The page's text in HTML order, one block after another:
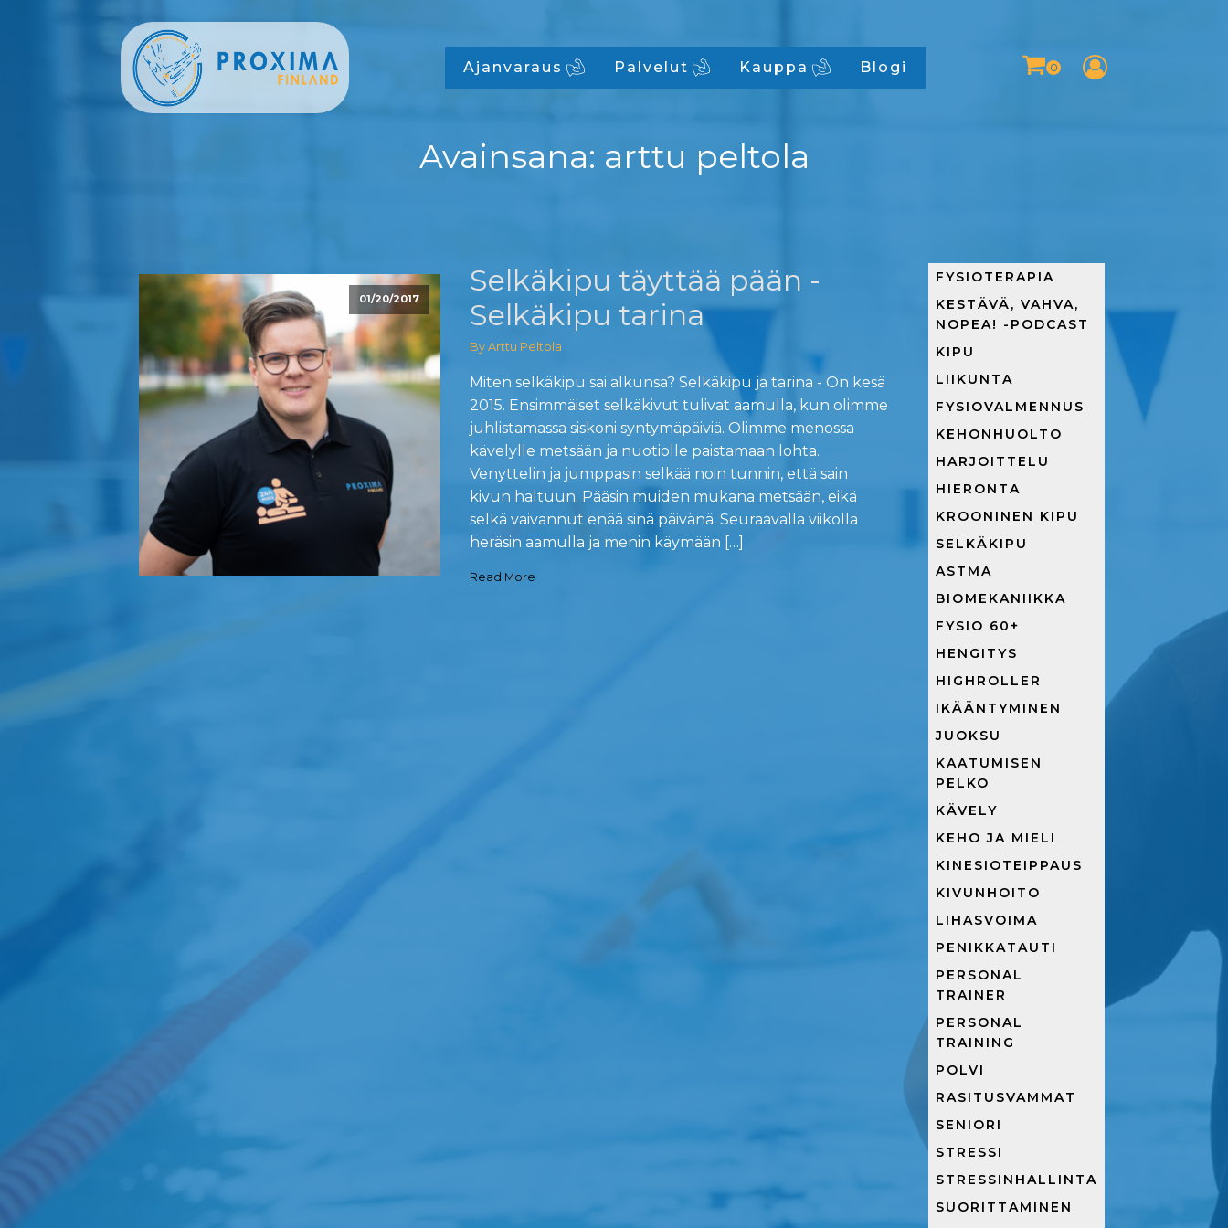
Ajanvaraus Palvelut Kauppa Blogi
Avainsana: arttu peltola
01/20/2017
Selkäkipu täyttää pään -
Selkäkipu tarina
By Arttu Peltola
Miten selkäkipu sai alkunsa? Selkäkipu ja tarina - On kesä
2015. Ensimmäiset selkäkivut tulivat aamulla, kun olimme
juhlistamassa siskoni syntymäpäiviä. Olimme menossa
kävelylle metsään ja nuotiolle paistamaan lohta.
Venyttelin ja jumppasin selkää noin tunnin, että sain
kivun haltuun. Pääsin muiden mukana metsään, eikä
selkä vaivannut enää sinä päivänä. Seuraavalla viikolla
heräsin aamulla ja menin käymään […]
Read More
FYSIOTERAPIA
KESTÄVÄ, VAHVA,
NOPEA! -PODCAST
KIPU
LIIKUNTA
FYSIOVALMENNUS
KEHONHUOLTO
HARJOITTELU
HIERONTA
KROONINEN KIPU
SELKÄKIPU
ASTMA
BIOMEKANIIKKA
FYSIO 60+
HENGITYS
HIGHROLLER
IKÄÄNTYMINEN
JUOKSU
KAATUMISEN
PELKO
KÄVELY
KEHO JA MIELI
KINESIOTEIPPAUS
KIVUNHOITO
LIHASVOIMA
PENIKKATAUTI
PERSONAL
TRAINER
PERSONAL
TRAINING
POLVI
RASITUSVAMMAT
SENIORI
STRESSI
STRESSINHALLINTA
SUORITTAMINEN